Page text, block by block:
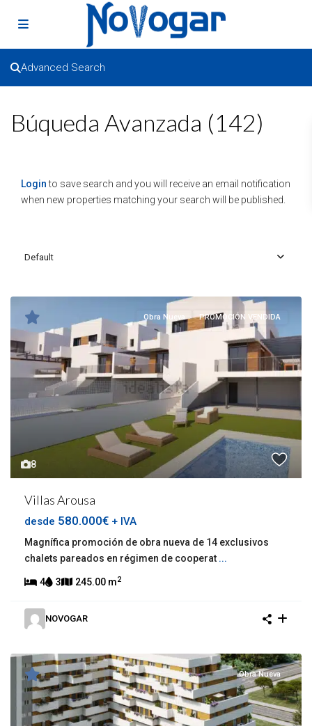
Advanced Search
Búqueda Avanzada (142)
Loginto save search and you will receive an email notification
when new properties matching your search will be published.
Default
8
Obra Nueva PROMOCIÓN VENDIDA
Villas Arousa
desde 580.000€ + IVA
Magnífica promoción de obra nueva de 14 exclusivos
chalets pareados en régimen de cooperat ...
4 3 245.00 m2
NOVOGAR
Obra Nueva